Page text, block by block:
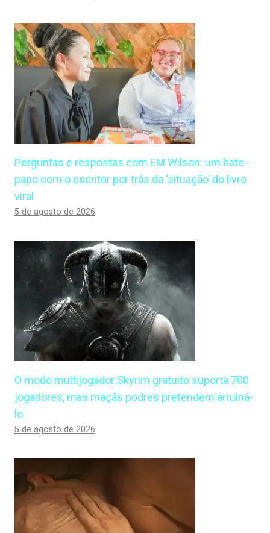
Perguntas e respostas com EM Wilson: um bate-
papo com o escritor por trás da ‘situação’ do livro
viral
5 de agosto de 2026
O modo multijogador Skyrim gratuito suporta 700
jogadores, mas maçãs podres pretendem arruiná-
lo
5 de agosto de 2026